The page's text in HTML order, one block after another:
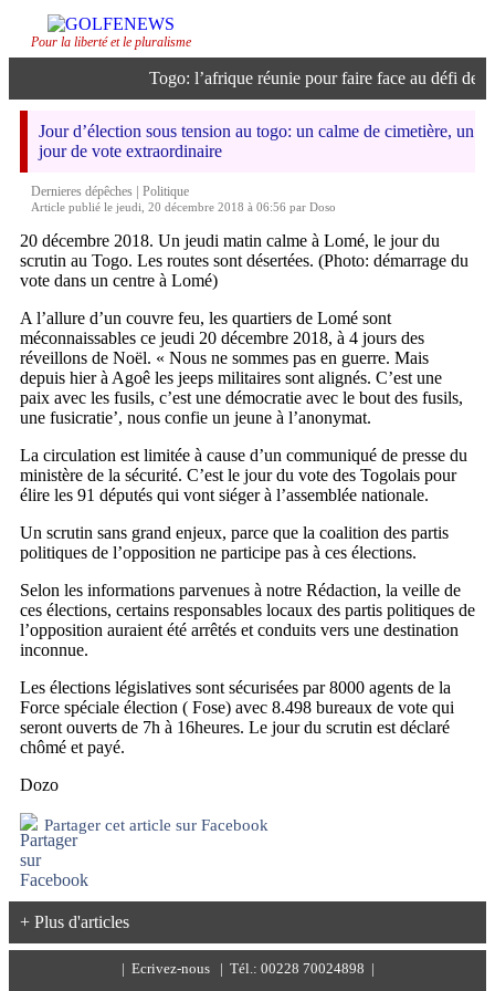
Pour la liberté et le pluralisme
Togo: l’afrique réunie pour faire face au défi de
Jour d’élection sous tension au togo: un calme de cimetière, un
jour de vote extraordinaire
Dernieres dépêches
Politique
Article publié le jeudi, 20 décembre 2018 à 06:56 par Doso
20 décembre 2018. Un jeudi matin calme à Lomé, le jour du
scrutin au Togo. Les routes sont désertées. (Photo: démarrage du
vote dans un centre à Lomé)
A l’allure d’un couvre feu, les quartiers de Lomé sont
méconnaissables ce jeudi 20 décembre 2018, à 4 jours des
réveillons de Noël. « Nous ne sommes pas en guerre. Mais
depuis hier à Agoê les jeeps militaires sont alignés. C’est une
paix avec les fusils, c’est une démocratie avec le bout des fusils,
une fusicratie’, nous confie un jeune à l’anonymat.
La circulation est limitée à cause d’un communiqué de presse du
ministère de la sécurité. C’est le jour du vote des Togolais pour
élire les 91 députés qui vont siéger à l’assemblée nationale.
Un scrutin sans grand enjeux, parce que la coalition des partis
politiques de l’opposition ne participe pas à ces élections.
Selon les informations parvenues à notre Rédaction, la veille de
ces élections, certains responsables locaux des partis politiques de
l’opposition auraient été arrêtés et conduits vers une destination
inconnue.
Les élections législatives sont sécurisées par 8000 agents de la
Force spéciale élection ( Fose) avec 8.498 bureaux de vote qui
seront ouverts de 7h à 16heures. Le jour du scrutin est déclaré
chômé et payé.
Dozo
Partager cet article sur Facebook
+ Plus d'articles
Ecrivez-nous | Tél.: 00228 70024898 |